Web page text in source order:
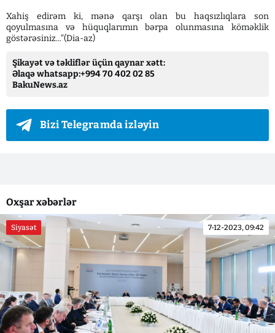
Xahiş edirəm ki, mənə qarşı olan bu haqsızlıqlara son
qoyulmasına və hüquqlarımın bərpa olunmasına köməklik
göstərəsiniz..."(Dia-az)
Şikayət və təkliflər üçün qaynar xətt:
Əlaqə whatsapp:+994 70 402 02 85
BakuNews.az
Bizi Telegramda izləyin
Oxşar xəbərlər
Siyasət 7-12-2023, 09:42